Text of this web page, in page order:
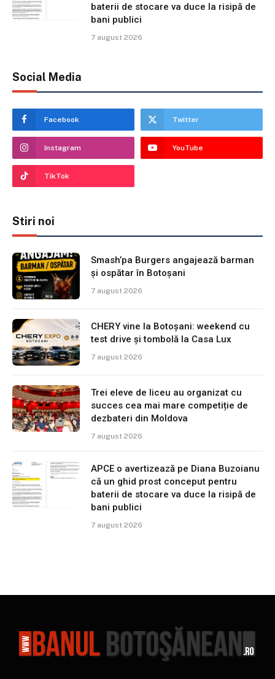
baterii de stocare va duce la risipă de
bani publici
7 august 2026
Social Media
Facebook Twitter
Instagram YouTube
TikTok
Stiri noi
Smash’pa Burgers angajează barman
și ospătar în Botoșani
7 august 2026
CHERY vine la Botoșani: weekend cu
test drive și tombolă la Casa Lux
7 august 2026
Trei eleve de liceu au organizat cu
succes cea mai mare competiție de
dezbateri din Moldova
7 august 2026
APCE o avertizează pe Diana Buzoianu
că un ghid prost conceput pentru
baterii de stocare va duce la risipă de
bani publici
7 august 2026